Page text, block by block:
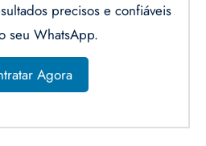
precisos e confiáveis
seu WhatsApp.
Agora